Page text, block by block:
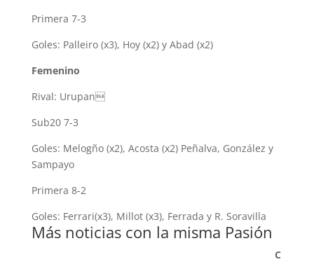
Primera 7-3
Goles: Palleiro (x3), Hoy (x2) y Abad (x2)
Femenino
Rival: Urupan
Sub20 7-3
Goles: Melogño (x2), Acosta (x2) Peñalva, González y
Sampayo
Primera 8-2
Goles: Ferrari(x3), Millot (x3), Ferrada y R. Soravilla
Más noticias con la misma Pasión
C